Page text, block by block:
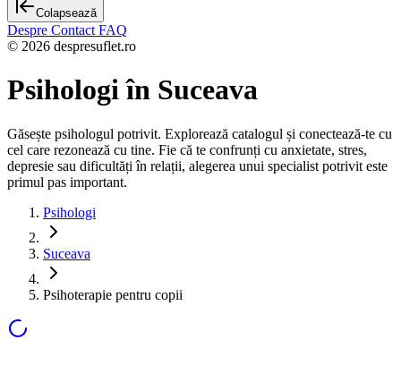
Colapsează
Despre Contact FAQ
© 2026 despresuflet.ro
Psihologiîn Suceava
Găsește psihologul potrivit. Explorează catalogul și conectează-te cu
cel care rezonează cu tine. Fie că te confrunți cu anxietate, stres,
depresie sau dificultăți în relații, alegerea unui specialist potrivit este
primul pas important.
Psihologi
Suceava
Psihoterapie pentru copii